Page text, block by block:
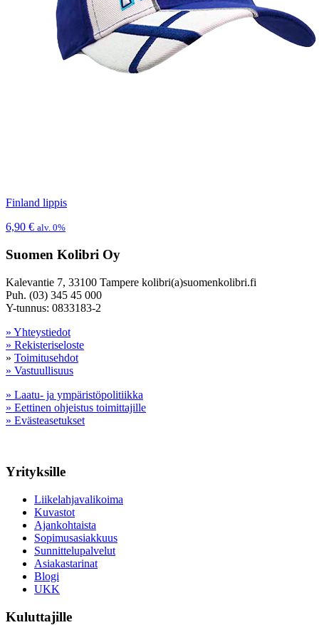
Finland lippis
6,90 € alv. 0%
Suomen Kolibri Oy
Kalevantie 7, 33100 Tampere kolibri(a)suomenkolibri.fi
Puh. (03) 345 45 000
Y-tunnus: 0833183-2
» Yhteystiedot
» Rekisteriseloste
» Toimitusehdot
» Vastuullisuus
» Laatu- ja ympäristöpolitiikka
» Eettinen ohjeistus toimittajille
» Evästeasetukset
Yrityksille
Liikelahjavalikoima
Kuvastot
Ajankohtaista
Sopimusasiakkuus
Sunnittelupalvelut
Asiakastarinat
Blogi
UKK
Kuluttajille